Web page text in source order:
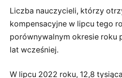
Liczba nauczycieli, którzy
kompensacyjne w lipcu tego
porównywalnym okresie roku
lat wcześniej.
W lipcu 2022 roku, 12,8